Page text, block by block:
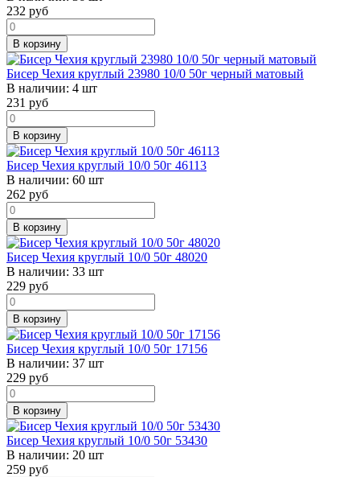
232 руб
В корзину
Бисер Чехия круглый 23980 10/0 50г черный матовый
В наличии: 4 шт
231 руб
В корзину
Бисер Чехия круглый 10/0 50г 46113
В наличии: 60 шт
262 руб
В корзину
Бисер Чехия круглый 10/0 50г 48020
В наличии: 33 шт
229 руб
В корзину
Бисер Чехия круглый 10/0 50г 17156
В наличии: 37 шт
229 руб
В корзину
Бисер Чехия круглый 10/0 50г 53430
В наличии: 20 шт
259 руб